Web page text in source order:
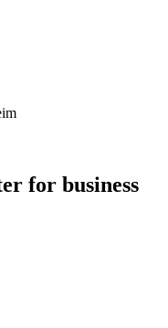
for business